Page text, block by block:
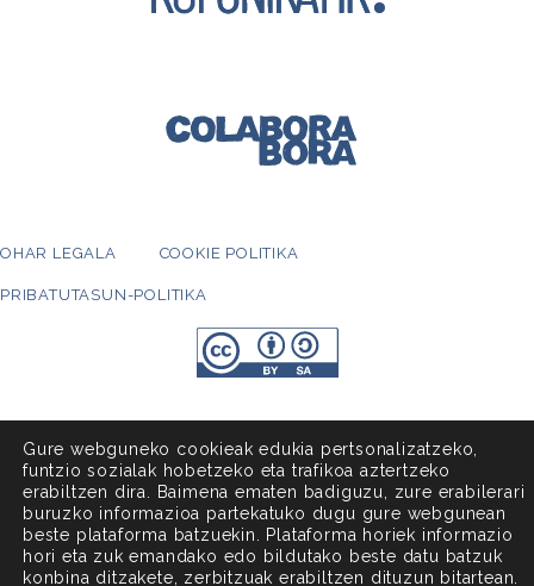
OHAR LEGALA COOKIE POLITIKA
PRIBATUTASUN-POLITIKA
Gure webguneko cookieak edukia pertsonalizatzeko,
funtzio sozialak hobetzeko eta trafikoa aztertzeko
erabiltzen dira. Baimena ematen badiguzu, zure erabilerari
buruzko informazioa partekatuko dugu gure webgunean
beste plataforma batzuekin. Plataforma horiek informazio
hori eta zuk emandako edo bildutako beste datu batzuk
konbina ditzakete, zerbitzuak erabiltzen dituzun bitartean.